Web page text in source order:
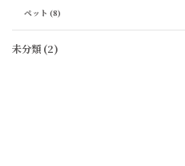
ペット (8)
未分類 (2)